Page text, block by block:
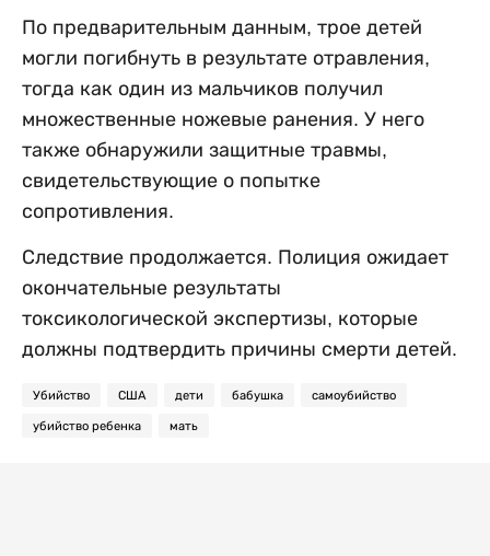
По предварительным данным, трое детей
могли погибнуть в результате отравления,
тогда как один из мальчиков получил
множественные ножевые ранения. У него
также обнаружили защитные травмы,
свидетельствующие о попытке
сопротивления.
Следствие продолжается. Полиция ожидает
окончательные результаты
токсикологической экспертизы, которые
должны подтвердить причины смерти детей.
Убийство США дети бабушка самоубийство
убийство ребенка мать